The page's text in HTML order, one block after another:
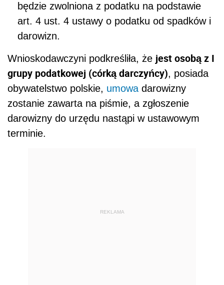
będzie zwolniona z podatku na podstawie
art. 4 ust. 4 ustawy o podatku od spadków i
darowizn.
Wnioskodawczyni podkreśliła, że jest osobą z I
grupy podatkowej (córką darczyńcy), posiada
obywatelstwo polskie, umowa darowizny
zostanie zawarta na piśmie, a zgłoszenie
darowizny do urzędu nastąpi w ustawowym
terminie.
REKLAMA